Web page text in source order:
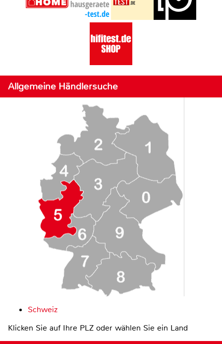
Allgemeine Händlersuche
Schweiz
Klicken Sie auf Ihre PLZ oder wählen Sie ein Land